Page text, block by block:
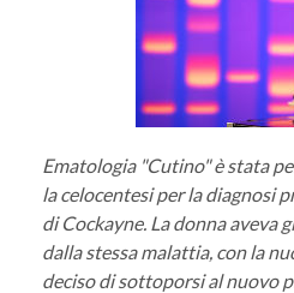
Ematologia "Cutino" è stata
la celocentesi per la diagnosi
di Cockayne. La donna aveva
dalla stessa malattia, con la
deciso di sottoporsi al nuovo